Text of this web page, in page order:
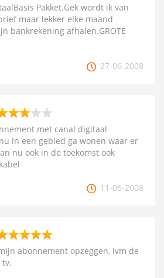
Pakket.Gek wordt ik van
maar lekker elke maand
bankrekening afhalen.GROTE
27-06-2008
met canal digitaal
in een gebied ga wonen waar er
nu ook in de toekomst ook
11-06-2008
abonnement opzeggen, ivm de
tv.